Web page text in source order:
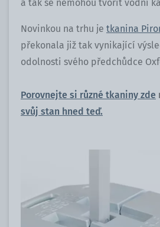
a tak se nemohou tvořit vodní
Novinkou na trhu je tkanina
překonala již tak vynikající
odolnosti svého předchůdce
Porovnejte si různé tkaniny zde
svůj stan hned teď.